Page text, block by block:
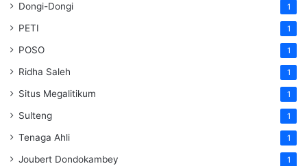
Dongi-Dongi 1
PETI 1
POSO 1
Ridha Saleh 1
Situs Megalitikum 1
Sulteng 1
Tenaga Ahli 1
Joubert Dondokambey 1